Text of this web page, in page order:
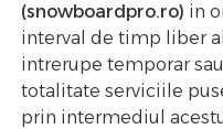
(snowboardpro.ro) in
interval de timp liber
intrerupe temporar
totalitate serviciile
prin intermediul